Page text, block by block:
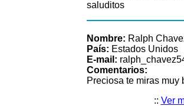
saluditos
Nombre: Ralph
País: Estados Unidos
E-mail:
Comentarios:
Preciosa te miras muy
:: Ver